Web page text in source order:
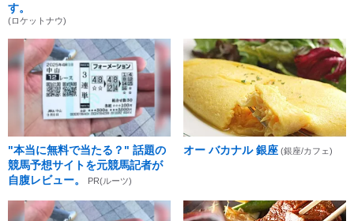
す。
(ロケットナウ)
"本当に無料で当たる？" 話題の
競馬予想サイトを元競馬記者が
自腹レビュー。
PR(ルーツ)
オー バカナル 銀座 (銀座/カフェ)